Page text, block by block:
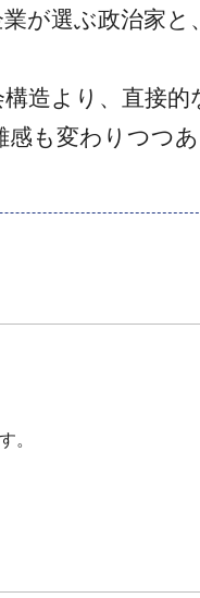
が選ぶ政治家と
造より、直接的
も変わりつつ
。